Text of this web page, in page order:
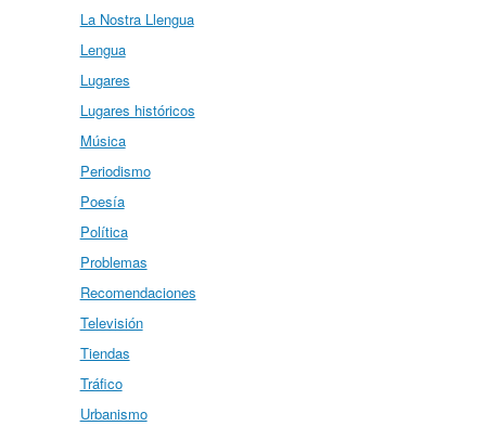
La Nostra Llengua
Lengua
Lugares
Lugares históricos
Música
Periodismo
Poesía
Política
Problemas
Recomendaciones
Televisión
Tiendas
Tráfico
Urbanismo